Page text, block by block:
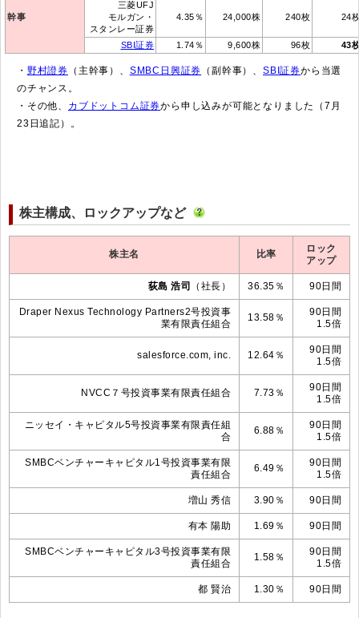
幹事
三菱UFJ
モルガン・
スタンレー証券
4.35％ 24,000株 240枚 24
SBI証券 1.74％ 9,600株 96枚 43
・ 野村證券 （主幹事）、 SMBC日興証券 （副幹事）、SBI証券から当選
のチャンス。
・その他、 カブドットコム証券から申し込みが可能となりました（7月
23日追記）。
株主構成、ロックアップなど
株主名 比率
ロック
アップ
荻島 浩司 （社長） 36.35％ 90日間
Draper Nexus Technology Partners2号投資事
業有限責任組合
13.58％
90日間
1.5倍
salesforce.com, inc. 12.64％
90日間
1.5倍
NVCC７号投資事業有限責任組合 7.73％
90日間
1.5倍
ニッセイ・キャピタル5号投資事業有限責任組
合
6.88％
90日間
1.5倍
SMBCベンチャーキャピタル1号投資事業有限
責任組合
6.49％
90日間
1.5倍
増山 秀信 3.90％ 90日間
有本 陽助 1.69％ 90日間
SMBCベンチャーキャピタル3号投資事業有限
責任組合
1.58％
90日間
1.5倍
都 賢治 1.30％ 90日間